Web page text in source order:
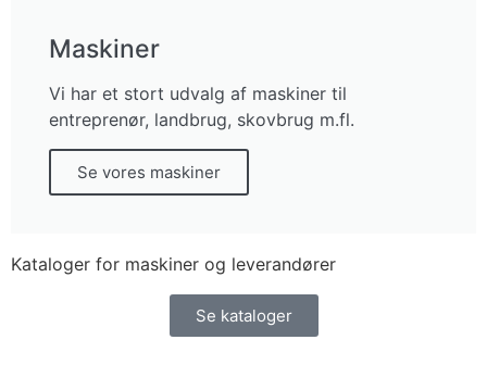
Maskiner
Vi har et stort udvalg af maskiner til
entreprenør, landbrug, skovbrug m.fl.
Se vores maskiner
Kataloger for maskiner og leverandører
Se kataloger